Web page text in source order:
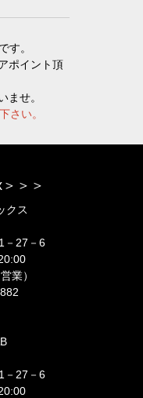
す。
ポイント頂
ませ。
さい。
＞＞
クス
－27－6
業）
－27－6